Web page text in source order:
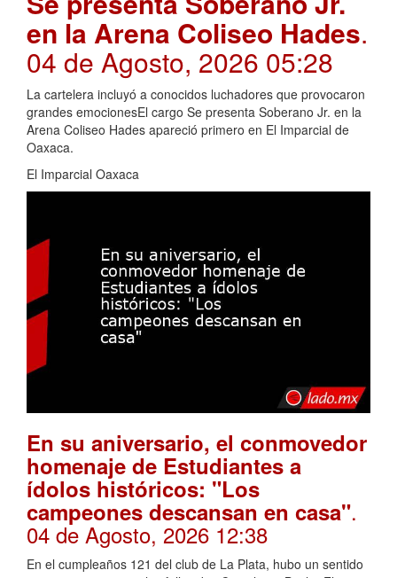
en la Arena Coliseo Hades.
04 de Agosto, 2026 05:28
La cartelera incluyó a conocidos luchadores que provocaron
grandes emocionesEl cargo Se presenta Soberano Jr. en la
Arena Coliseo Hades apareció primero en El Imparcial de
Oaxaca.
El Imparcial Oaxaca
En su aniversario, el conmovedor
homenaje de Estudiantes a
ídolos históricos: "Los
campeones descansan en casa".
04 de Agosto, 2026 12:38
En el cumpleaños 121 del club de La Plata, hubo un sentido